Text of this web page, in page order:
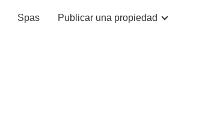
Spas Publicar una propiedad